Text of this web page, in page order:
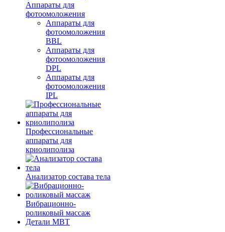
Аппараты для
фотоомоложения
Аппараты для
фотоомоложения
BBL
Аппараты для
фотоомоложения
DPL
Аппараты для
фотоомоложения
IPL
Профессиональные
аппараты для
криолиполиза
Анализатор состава тела
Вибрационно-
роликовый массаж
Детали MBT